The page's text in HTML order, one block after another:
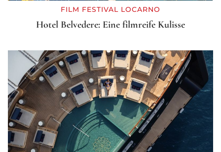
FILM FESTIVAL LOCARNO
Hotel Belvedere: Eine filmreife Kulisse